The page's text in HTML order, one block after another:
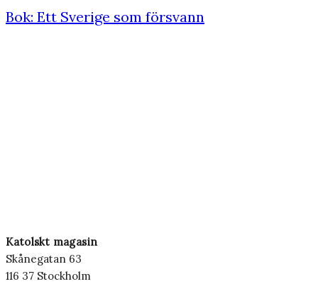
Bok: Ett Sverige som försvann
Katolskt magasin
Skånegatan 63
116 37 Stockholm